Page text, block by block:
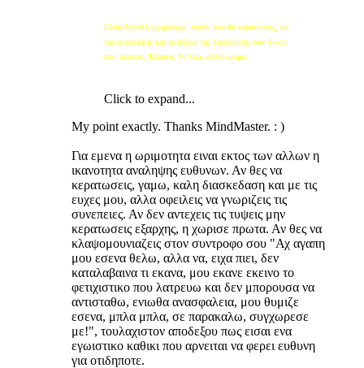
Είναι δηλαδή ωριμότερο, αυτόν που θα κερατώσεις, να
του φορτώσεις και το βάρος της διαχείρισης των δικών
σου τύψεων; Έξυπνο, δε λέω, αλλά ώριμο;
Click to expand...
My point exactly. Thanks MindMaster. : )
Για εμενα η ωριμοτητα ειναι εκτος των αλλων η
ικανοτητα αναληψης ευθυνων. Αν θες να
κερατωσεις, γαμω, καλη διασκεδαση και με τις
ευχες μου, αλλα οφειλεις να γνωριζεις τις
συνεπειες. Αν δεν αντεχεις τις τυψεις μην
κερατωσεις εξαρχης, η χωρισε πρωτα. Αν θες να
κλαψομουνιαζεις στον συντροφο σου "Αχ αγαπη
μου εσενα θελω, αλλα να, ειχα πιει, δεν
καταλαβαινα τι εκανα, μου εκανε εκεινο το
φετιχιστικο που λατρευω και δεν μπορουσα να
αντισταθω, ενιωθα ανασφαλεια, μου θυμιζε
εσενα, μπλα μπλα, σε παρακαλω, συγχωρεσε
με!", τουλαχιστον αποδεξου πως εισαι ενα
εγωιστικο καθικι που αρνειται να φερει ευθυνη
για οτιδηποτε.